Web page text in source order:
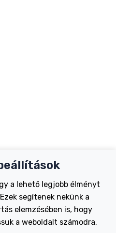
a lehető legjobb élményt
segítenek nekünk a
elemzésében is, hogy
a weboldalt számodra.